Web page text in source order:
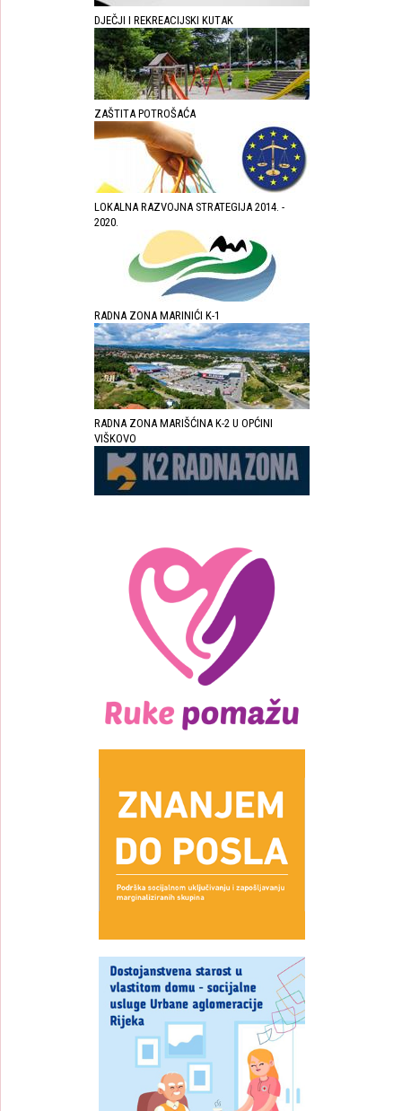
DJEČJI I REKREACIJSKI KUTAK
ZAŠTITA POTROŠAĆA
LOKALNA RAZVOJNA STRATEGIJA 2014. -
2020.
RADNA ZONA MARINIĆI K-1
RADNA ZONA MARIŠĆINA K-2 U OPĆINI
VIŠKOVO